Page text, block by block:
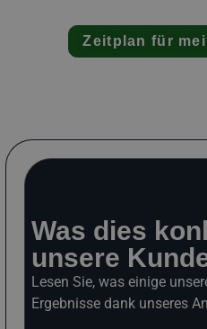
Zeitplan für
Was dies
unsere
Lesen Sie, was einige
Ergebnisse dank unseres